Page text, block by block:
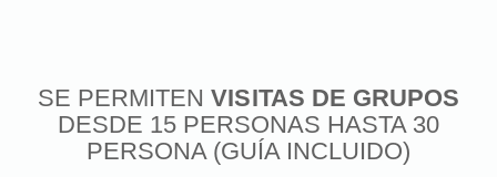
SE PERMITENVISITAS DE GRUPOS
DESDE 15 PERSONAS HASTA 30
PERSONA (GUÍA INCLUIDO)